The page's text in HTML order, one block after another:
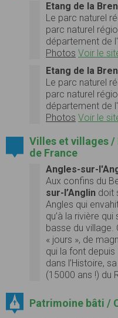
Etang de la
Le parc naturel
parc naturel
département de
Photos Voir le
Etang de la
Le parc naturel
parc naturel
département de
Photos Voir le
Villes et villages /
de France
Angles-sur-
Aux confins du
sur-l’Anglin doit
Angles qui
qu’à la rivière
basse du
« jours », de
qui la font
dans l’Histoire,
(15000 ans !) du
Patrimoine bâti /